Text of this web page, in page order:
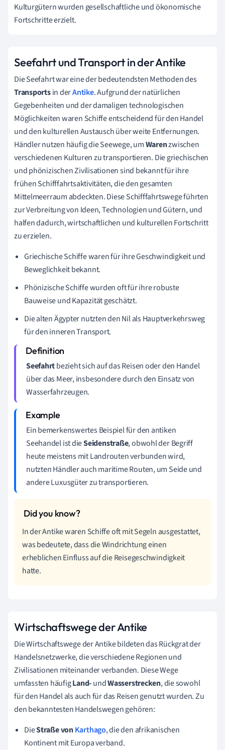
Kulturgütern wurden gesellschaftliche und ökonomische
Fortschritte erzielt.
Seefahrt und Transport in der Antike
Die Seefahrt war eine der bedeutendsten Methoden des
Transportsin derAntike. Aufgrund der natürlichen
Gegebenheiten und der damaligen technologischen
Möglichkeiten waren Schiffe entscheidend für den Handel
und den kulturellen Austausch über weite Entfernungen.
Händler nutzen häufig die Seewege, umWarenzwischen
verschiedenen Kulturen zu transportieren. Die griechischen
und phönizischen Zivilisationen sind bekannt für ihre
frühen Schifffahrtsaktivitäten, die den gesamten
Mittelmeerraum abdeckten. Diese Schifffahrtswege führten
zur Verbreitung von Ideen, Technologien und Gütern, und
halfen dadurch, wirtschaftlichen und kulturellen Fortschritt
zu erzielen.
Griechische Schiffe waren für ihre Geschwindigkeit und
Beweglichkeit bekannt.
Phönizische Schiffe wurden oft für ihre robuste
Bauweise und Kapazität geschätzt.
Die alten Ägypter nutzten den Nil als Hauptverkehrsweg
für den inneren Transport.
Seefahrtbezieht sich auf das Reisen oder den Handel
über das Meer, insbesondere durch den Einsatz von
Wasserfahrzeugen.
Ein bemerkenswertes Beispiel für den antiken
Seehandel ist dieSeidenstraße, obwohl der Begriff
heute meistens mit Landrouten verbunden wird,
nutzten Händler auch maritime Routen, um Seide und
andere Luxusgüter zu transportieren.
In der Antike waren Schiffe oft mit Segeln ausgestattet,
was bedeutete, dass die Windrichtung einen
erheblichen Einfluss auf die Reisegeschwindigkeit
hatte.
Wirtschaftswege der Antike
Die Wirtschaftswege der Antike bildeten das Rückgrat der
Handelsnetzwerke, die verschiedene Regionen und
Zivilisationen miteinander verbanden. Diese Wege
umfassten häufigLand-undWasserstrecken, die sowohl
für den Handel als auch für das Reisen genutzt wurden. Zu
den bekanntesten Handelswegen gehören:
DieStraße vonKarthago, die den afrikanischen
Kontinent mit Europa verband.